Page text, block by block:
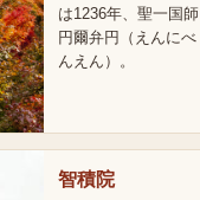
は1236年、聖一国師
円爾弁円（えんにべ
んえん）。
智積院